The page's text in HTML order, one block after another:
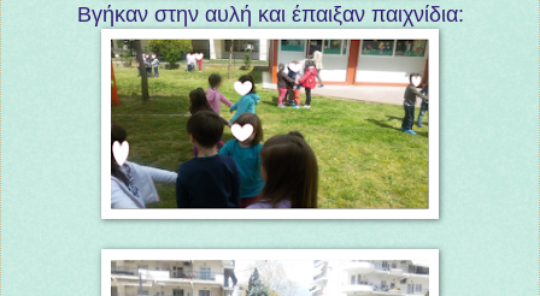
Βγήκαν στην αυλή και έπαιξαν παιχνίδια: